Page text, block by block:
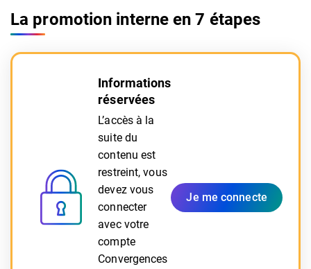
La promotion interne en 7 étapes
Informations
réservées
L’accès à la
suite du
contenu est
restreint, vous
devez vous
connecter
avec votre
compte
Convergences
Je me connecte